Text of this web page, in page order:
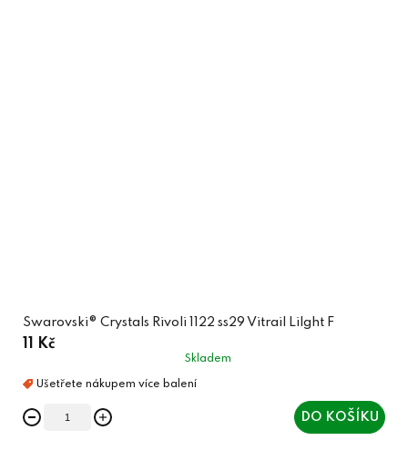
Swarovski® Crystals Rivoli 1122 ss29 Vitrail Lilght F
11 Kč
Skladem
DO KOŠÍKU